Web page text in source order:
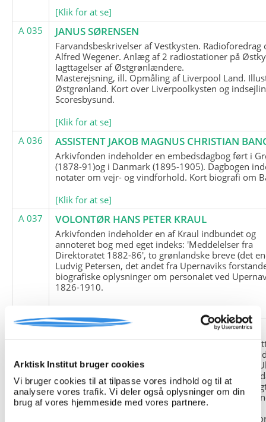
Arktisk Institut bruger cookies
Vi bruger cookies til at tilpasse vores indhold og til at
analysere vores trafik. Vi deler også oplysninger om din
brug af vores hjemmeside med vores partnere.
[Klik for at se]
A 035
JANUS SØRENSEN
Farvandsbeskrivelser af Vestkysten. Radioforedrag
Alfred Wegener. Anlæg af 2 radiostationer på
Iagttagelser af Østgrønlændere.
Masterejsning, ill. Opmåling af Liverpool Land.
Østgrønland. Kort over Liverpoolkysten og
Scoresbysund.
[Klik for at se]
A 036
ASSISTENT JAKOB MAGNUS CHRISTIAN
Arkivfonden indeholder en embedsdagbog ført i
(1878-91)og i Danmark (1895-1905). Dagbogen
notater om vejr- og vindforhold. Kort biografi om
[Klik for at se]
A 037
VOLONTØR HANS PETER KRAUL
Arkivfonden indeholder en af Kraul indbundet og
annoteret bog med eget indeks: 'Meddelelser fra
Direktoratet 1882-86', to grønlandske breve (det
Ludvig Petersen, det andet fra Upernaviks
biografiske oplysninger om personalet ved
1826-1910.
A 038
FRIEDRICH LITTMANN
Denne arkivfond indeholder en kopi af Friedrich
upublicerede erindringer. Originalen befinder sig i
tyske historiker Franz Selingers privatarkiv i byen
Tyskland. Friedrich Littmann var en af de tyske
der var med i vejrstationen "Holzauge" i Hansa
Nordøstgrønland under Anden Verdenskrig.
"Holzauge" blev opdaget af Nordøstgrønlands
Slædepatrulje med Eli Knudsen som medlem og